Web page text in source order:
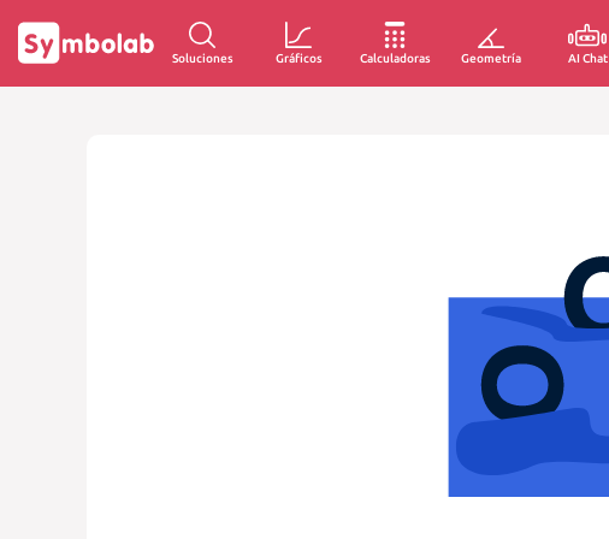
Soluciones Gráficos Calculadoras Geometría AI Chat